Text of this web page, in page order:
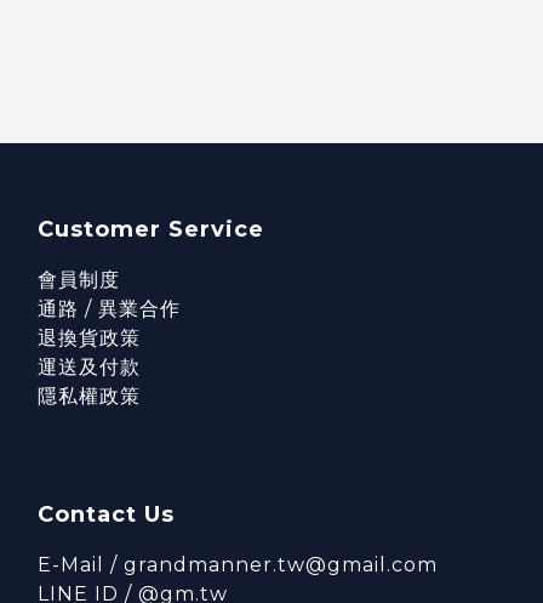
Customer Service
會員制度
通路 / 異業合作
退換貨政策
運送及付款
隱私權政策
Contact Us
E-Mail / grandmanner.tw@gmail.com
LINE ID / @gm.tw